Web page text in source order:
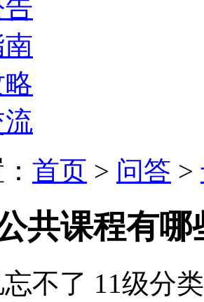
告
首页 > 问答 >
共课程有哪
不了 11级分